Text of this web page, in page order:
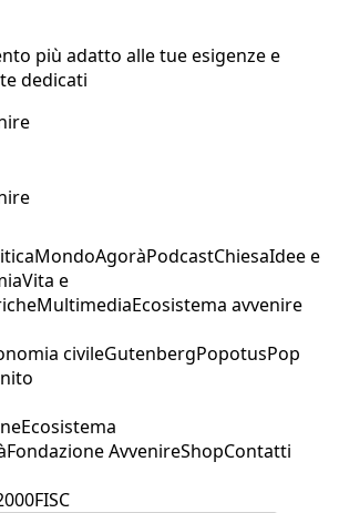
più adatto alle tue esigenze e
dedicati
MondoAgoràPodcastChiesaIdee e
Vita e
MultimediaEcosistema avvenire
civileGutenbergPopotusPop
Ecosistema
Fondazione AvvenireShopContatti
FISC